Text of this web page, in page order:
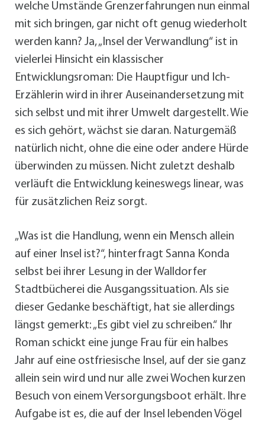
welche Umstände Grenzerfahrungen nun einmal
mit sich bringen, gar nicht oft genug wiederholt
werden kann? Ja, „Insel der Verwandlung“ ist in
vielerlei Hinsicht ein klassischer
Entwicklungsroman: Die Hauptfigur und Ich-
Erzählerin wird in ihrer Auseinandersetzung mit
sich selbst und mit ihrer Umwelt dargestellt. Wie
es sich gehört, wächst sie daran. Naturgemäß
natürlich nicht, ohne die eine oder andere Hürde
überwinden zu müssen. Nicht zuletzt deshalb
verläuft die Entwicklung keineswegs linear, was
für zusätzlichen Reiz sorgt.
„Was ist die Handlung, wenn ein Mensch allein
auf einer Insel ist?“, hinterfragt Sanna Konda
selbst bei ihrer Lesung in der Walldorfer
Stadtbücherei die Ausgangssituation. Als sie
dieser Gedanke beschäftigt, hat sie allerdings
längst gemerkt: „Es gibt viel zu schreiben.“ Ihr
Roman schickt eine junge Frau für ein halbes
Jahr auf eine ostfriesische Insel, auf der sie ganz
allein sein wird und nur alle zwei Wochen kurzen
Besuch von einem Versorgungsboot erhält. Ihre
Aufgabe ist es, die auf der Insel lebenden Vögel